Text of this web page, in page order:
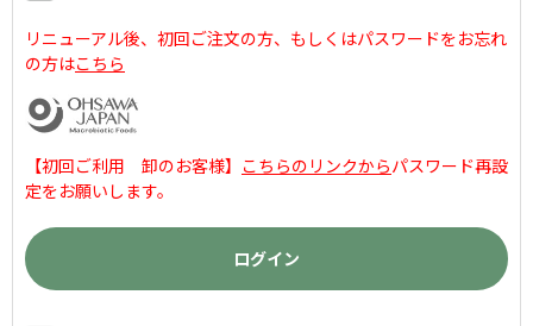
リニューアル後、初回ご注文の方、もしくはパスワードをお忘れ
の方はこちら
【初回ご利用 卸のお客様】 こちらのリンクからパスワード再設
定をお願いします。